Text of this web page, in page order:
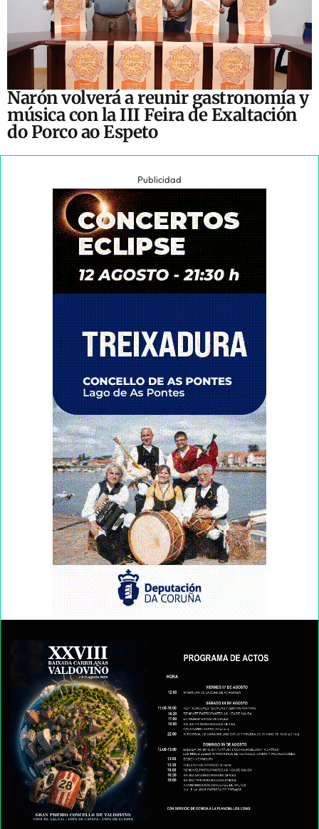
Narón volverá a reunir gastronomía y
música con la III Feira de Exaltación
do Porco ao Espeto
Publicidad